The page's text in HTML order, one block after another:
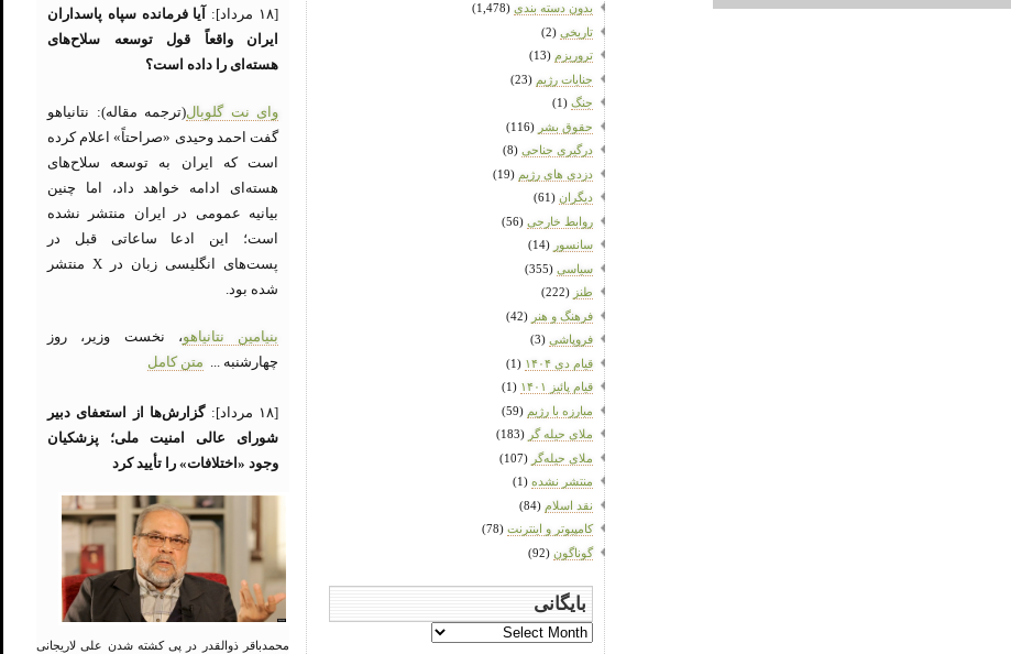
[۱۸ مرداد]:
آیا فرمانده سپاه پاسداران
ایران واقعاً قول توسعه سلاح‌های
هسته‌ای را داده است؟
وای نت گلوبال(ترجمه مقاله): نتانیاهو
گفت احمد وحیدی «صراحتاً» اعلام کرده
است که ایران به توسعه سلاح‌های
هسته‌ای ادامه خواهد داد، اما چنین
بیانیه عمومی در ایران منتشر نشده
است؛ این ادعا ساعاتی قبل در
پست‌های انگلیسی زبان در X منتشر
شده بود.
بنیامین نتانیاهو، نخست وزیر، روز
چهارشنبه ... متن کامل
[۱۸ مرداد]:
گزارش‌ها از استعفای دبیر
شورای عالی امنیت ملی؛ پزشکیان
وجود «اختلافات» را تأیید کرد
محمدباقر ذوالقدر در پی کشته شدن علی لاریجانی
بدون دسته بندی (1,478)
تاریخی (2)
تروریزم (13)
جنایات رژیم (23)
جنگ (1)
حقوق بشر (116)
درگیری جناحی (8)
دزدی های رژیم (19)
دیگران (61)
روابط خارجی (56)
سانسور (14)
سیاسی (355)
طنز (222)
فرهنگ و هنر (42)
فروپاشی (3)
قیام دی ۱۴۰۴
(1)
قیام پائیز ۱۴۰۱
(1)
مبارزه با رژیم (59)
ملای حیله گر (183)
ملای حیله‌گر (107)
منتشر نشده (1)
نقد اسلام (84)
کامپیوتر و اینترنت (78)
گوناگون (92)
بایگانی
بایگانی